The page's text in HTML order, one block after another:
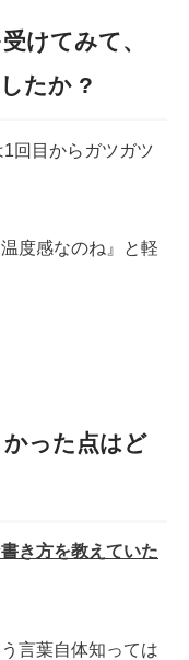
けてみて、
たか ?
回目からガツガツ
度感なのね』と軽
った点はど
き方を教えていた
言葉自体知っては